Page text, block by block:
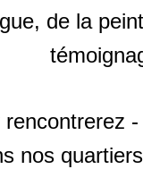
de la
rencontrerez
nos